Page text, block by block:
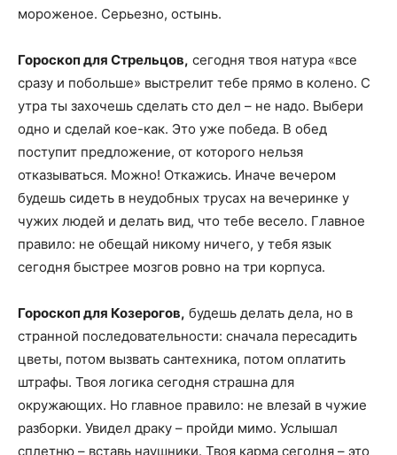
мороженое. Серьезно, остынь.
Гороскоп для Стрельцов, сегодня твоя натура «все
сразу и побольше» выстрелит тебе прямо в колено. С
утра ты захочешь сделать сто дел – не надо. Выбери
одно и сделай кое-как. Это уже победа. В обед
поступит предложение, от которого нельзя
отказываться. Можно! Откажись. Иначе вечером
будешь сидеть в неудобных трусах на вечеринке у
чужих людей и делать вид, что тебе весело. Главное
правило: не обещай никому ничего, у тебя язык
сегодня быстрее мозгов ровно на три корпуса.
Гороскоп для Козерогов, будешь делать дела, но в
странной последовательности: сначала пересадить
цветы, потом вызвать сантехника, потом оплатить
штрафы. Твоя логика сегодня страшна для
окружающих. Но главное правило: не влезай в чужие
разборки. Увидел драку – пройди мимо. Услышал
сплетню – вставь наушники. Твоя карма сегодня – это